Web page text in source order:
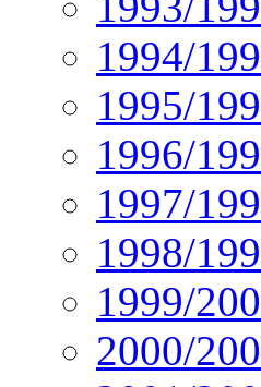
1994/
1995/
1996/
1997/
1998/
1999/
2000/